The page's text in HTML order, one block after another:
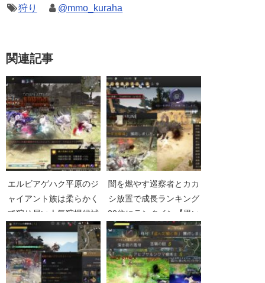
狩り @mmo_kuraha
関連記事
エルビアゲハク平原のジ
ャイアント族は柔らかく
て狩り易い人気狩場候補
【黒い砂漠Part3952】
闇を燃やす巡察者とカカ
シ放置で成長ランキング
30位にランクイン【黒い
砂漠Part3786】